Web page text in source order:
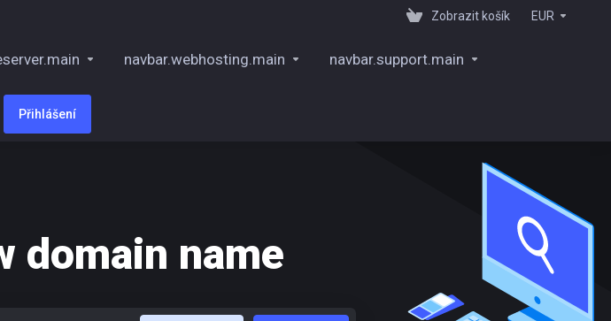
Zobrazit košík EUR
navbar.webhosting.main navbar.support.main
Přihlášení
domain name